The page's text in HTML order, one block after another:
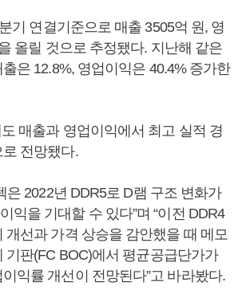
기 연결기준으로 매출 3505억 원, 영
올릴 것으로 추정됐다. 지난해 같은
은 12.8%, 영업이익은 40.4% 증가한
매출과 영업이익에서 최고 실적 경
전망됐다.
은 2022년 DDR5로 D램 구조 변화가
익을 기대할 수 있다”며 “이전 DDR4
개선과 가격 상승을 감안했을 때 메모
기판(FC BOC)에서 평균공급단가가
익률 개선이 전망된다”고 바라봤다.